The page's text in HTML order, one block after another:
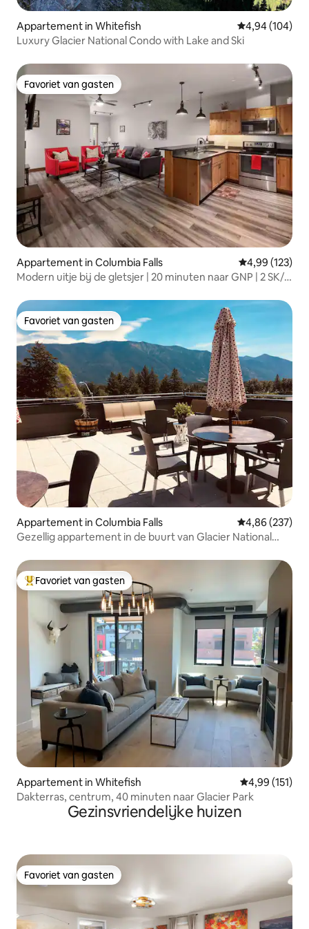
Appartement in Whitefish Gemiddelde
4,94 (104)
Luxury Glacier National Condo with Lake and Ski
Favoriet van gasten
Favoriet van gasten
Appartement in Columbia Falls Gemiddelde
4,99 (123)
Modern uitje bij de gletsjer | 20 minuten naar GNP | 2 SK/2
Favoriet van gasten
Favoriet van gasten
Appartement in Columbia Falls Gemiddelde
4,86 (237)
Gezellig appartement in de buurt van Glacier National
Topfavoriet van gasten
Favoriet van gasten
Appartement in Whitefish Gemiddelde
4,99 (151)
Dakterras, centrum, 40 minuten naar Glacier Park
Gezinsvriendelijke huizen
Favoriet van gasten
Favoriet van gasten